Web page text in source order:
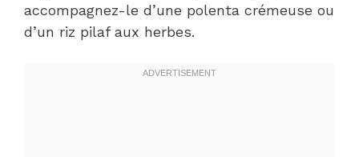
accompagnez-le d’une polenta crémeuse ou
d’un riz pilaf aux herbes.